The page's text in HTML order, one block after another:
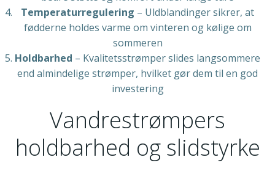
Temperaturregulering – Uldblandinger sikrer, at
fødderne holdes varme om vinteren og kølige om
sommeren
Holdbarhed – Kvalitetsstrømper slides langsommere
end almindelige strømper, hvilket gør dem til en god
investering
Vandrestrømpers
holdbarhed og slidstyrke